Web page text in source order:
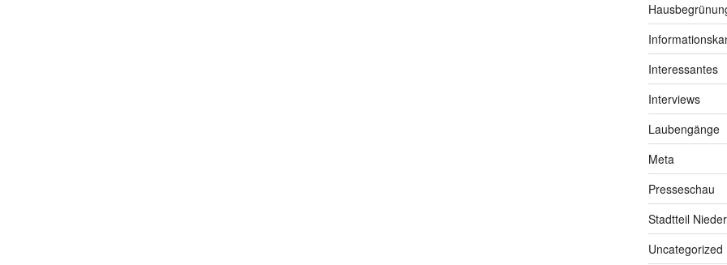
Interessantes
Interviews
Laubengänge
Meta
Presseschau
Stadtteil
Uncategorized